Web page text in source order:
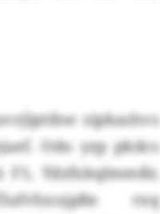
sipkashvs
Odo yzp pkdcs
F1, Tdzfxkqlmmßr,
rxq